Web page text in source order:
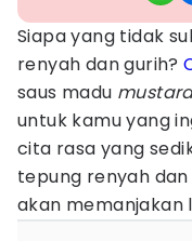
Siapa yang tidak
renyah dan gurih?
saus madu
untuk kamu yang
cita rasa yang
tepung renyah
akan memanjakan